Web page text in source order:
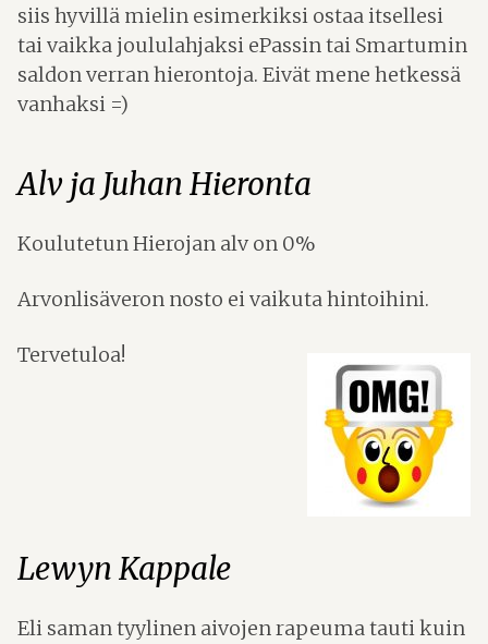
siis hyvillä mielin esimerkiksi ostaa itsellesi
tai vaikka joululahjaksi ePassin tai Smartumin
saldon verran hierontoja. Eivät mene hetkessä
vanhaksi =)
Alv ja Juhan Hieronta
Koulutetun Hierojan alv on 0%
Arvonlisäveron nosto ei vaikuta hintoihini.
Tervetuloa!
Lewyn Kappale
Eli saman tyylinen aivojen rapeuma tauti kuin